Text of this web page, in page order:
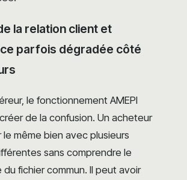
la relation client et
parfois dégradée côté
le fonctionnement AMEPI
de la confusion. Un acheteur
même bien avec plusieurs
sans comprendre le
du fichier commun. Il peut avoir